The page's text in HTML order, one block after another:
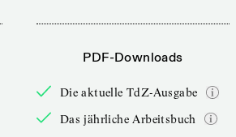
PDF-Downloads
Die aktuelle TdZ-Ausgabe
Das jährliche Arbeitsbuch